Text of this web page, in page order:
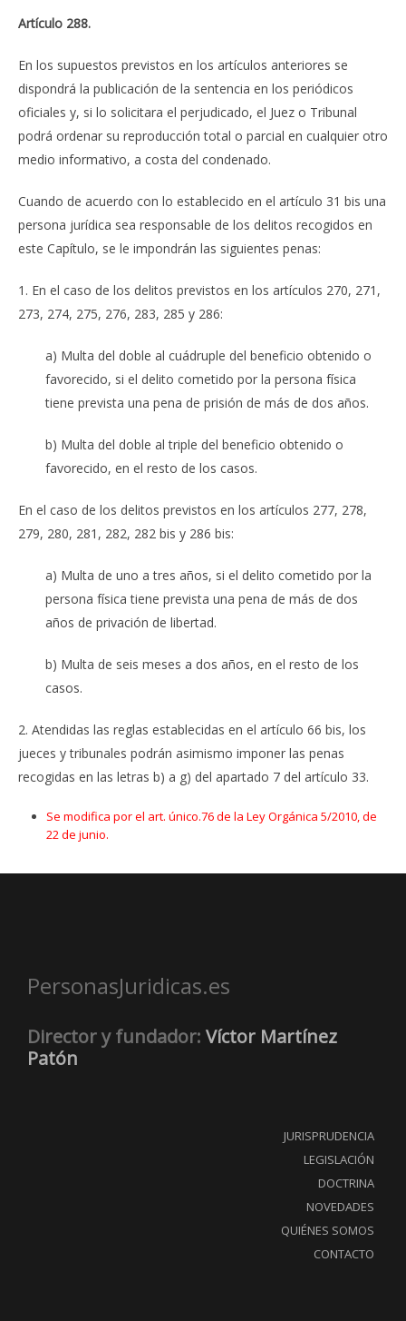
Artículo 288.
En los supuestos previstos en los artículos anteriores se
dispondrá la publicación de la sentencia en los periódicos
oficiales y, si lo solicitara el perjudicado, el Juez o Tribunal
podrá ordenar su reproducción total o parcial en cualquier otro
medio informativo, a costa del condenado.
Cuando de acuerdo con lo establecido en el artículo 31 bis una
persona jurídica sea responsable de los delitos recogidos en
este Capítulo, se le impondrán las siguientes penas:
1. En el caso de los delitos previstos en los artículos 270, 271,
273, 274, 275, 276, 283, 285 y 286:
a) Multa del doble al cuádruple del beneficio obtenido o
favorecido, si el delito cometido por la persona física
tiene prevista una pena de prisión de más de dos años.
b) Multa del doble al triple del beneficio obtenido o
favorecido, en el resto de los casos.
En el caso de los delitos previstos en los artículos 277, 278,
279, 280, 281, 282, 282 bis y 286 bis:
a) Multa de uno a tres años, si el delito cometido por la
persona física tiene prevista una pena de más de dos
años de privación de libertad.
b) Multa de seis meses a dos años, en el resto de los
casos.
2. Atendidas las reglas establecidas en el artículo 66 bis, los
jueces y tribunales podrán asimismo imponer las penas
recogidas en las letras b) a g) del apartado 7 del artículo 33.
Se modifica por el art. único.76 de la Ley Orgánica 5/2010, de
22 de junio.
PersonasJuridicas.es
Director y fundador: Víctor Martínez
Patón
JURISPRUDENCIA
LEGISLACIÓN
DOCTRINA
NOVEDADES
QUIÉNES SOMOS
CONTACTO